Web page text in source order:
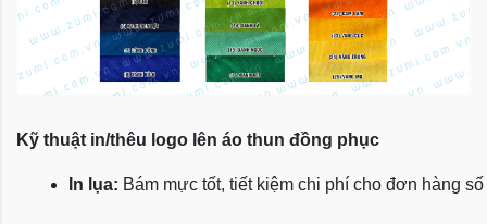
Kỹ thuật in/thêu logo lên áo thun đồng phục
In lụa: Bám mực tốt, tiết kiệm chi phí cho đơn hàng